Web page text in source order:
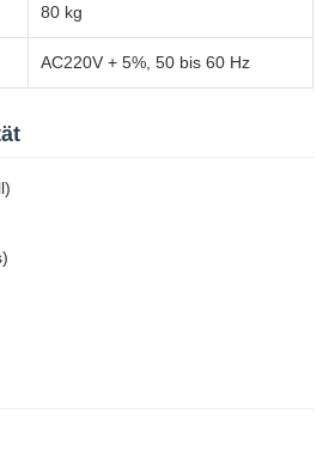
80 kg
AC220V + 5%, 50 bis 60 Hz